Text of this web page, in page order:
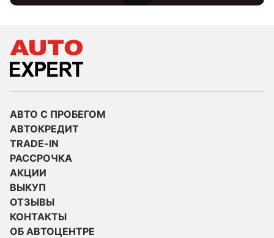
АВТО С ПРОБЕГОМ
АВТОКРЕДИТ
TRADE-IN
РАССРОЧКА
АКЦИИ
ВЫКУП
ОТЗЫВЫ
КОНТАКТЫ
ОБ АВТОЦЕНТРЕ